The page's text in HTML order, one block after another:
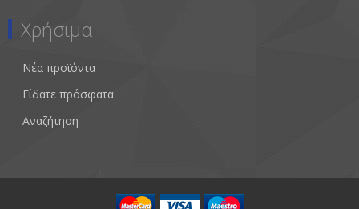
Χρήσιμα
Νέα προϊόντα
Είδατε πρόσφατα
Αναζήτηση